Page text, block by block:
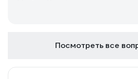
Посмотреть все